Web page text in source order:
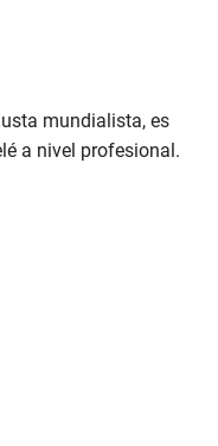
mundialista, es
a nivel profesional.